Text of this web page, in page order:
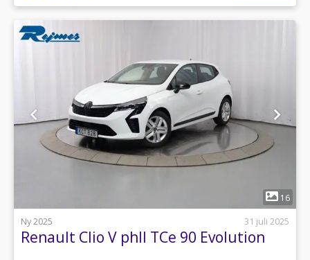
16
Ny 2025
31 juli 2025
Renault Clio V phII TCe 90 Evolution